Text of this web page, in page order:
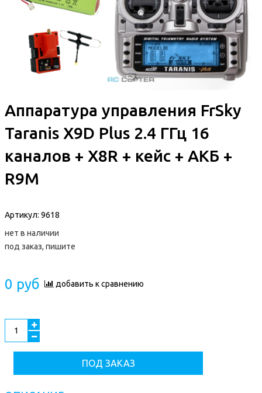
Аппаратура управления FrSky
Taranis X9D Plus 2.4 ГГц 16
каналов + X8R + кейс + АКБ +
R9M
Артикул: 9618
нет в наличии
под заказ, пишите
0 руб добавить к сравнению
ПОД ЗАКАЗ